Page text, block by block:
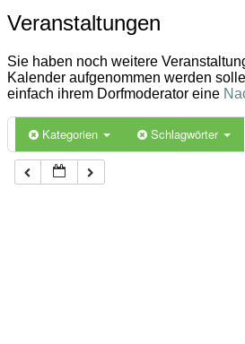
Veranstaltungen
Sie haben noch weitere
Kalender aufgenommen werden
einfach ihrem Dorfmoderator eine
Kategorien Schlagwörter